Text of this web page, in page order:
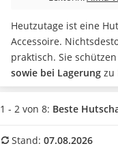
Sneaker Herren
Geldbörse Herren
Knirps-Regenschirm
Periodenunterwäsche
RFID-Schutzkarte
Motorradbrillen
Ausweishülle
Heutzutage ist eine
Accessoire.
praktisch. Sie
sowie bei Lagerung zu
können Sie darin laut
Hüte
mit einem
1 - 2 von 8: Beste
Stand: 07.08.2026